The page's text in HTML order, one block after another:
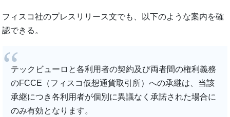
フィスコ社のプレスリリース文でも、以下のような案内を確
認できる。
テックビューロと各利用者の契約及び両者間の権利義務
のFCCE（フィスコ仮想通貨取引所）への承継は、当該
承継につき各利用者が個別に異議なく承諾された場合に
のみ有効となります。